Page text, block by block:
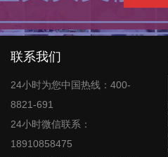
联系我们
24小时为您中国热线：400-
8821-691
24小时微信联系：
18910858475